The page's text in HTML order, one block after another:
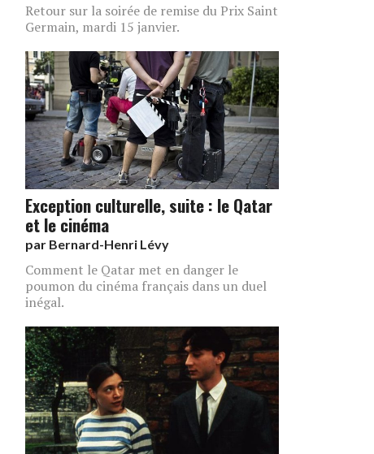
Retour sur la soirée de remise du Prix Saint
Germain, mardi 15 janvier.
Exception culturelle, suite : le Qatar
et le cinéma
par Bernard-Henri Lévy
Comment le Qatar met en danger le
poumon du cinéma français dans un duel
inégal.